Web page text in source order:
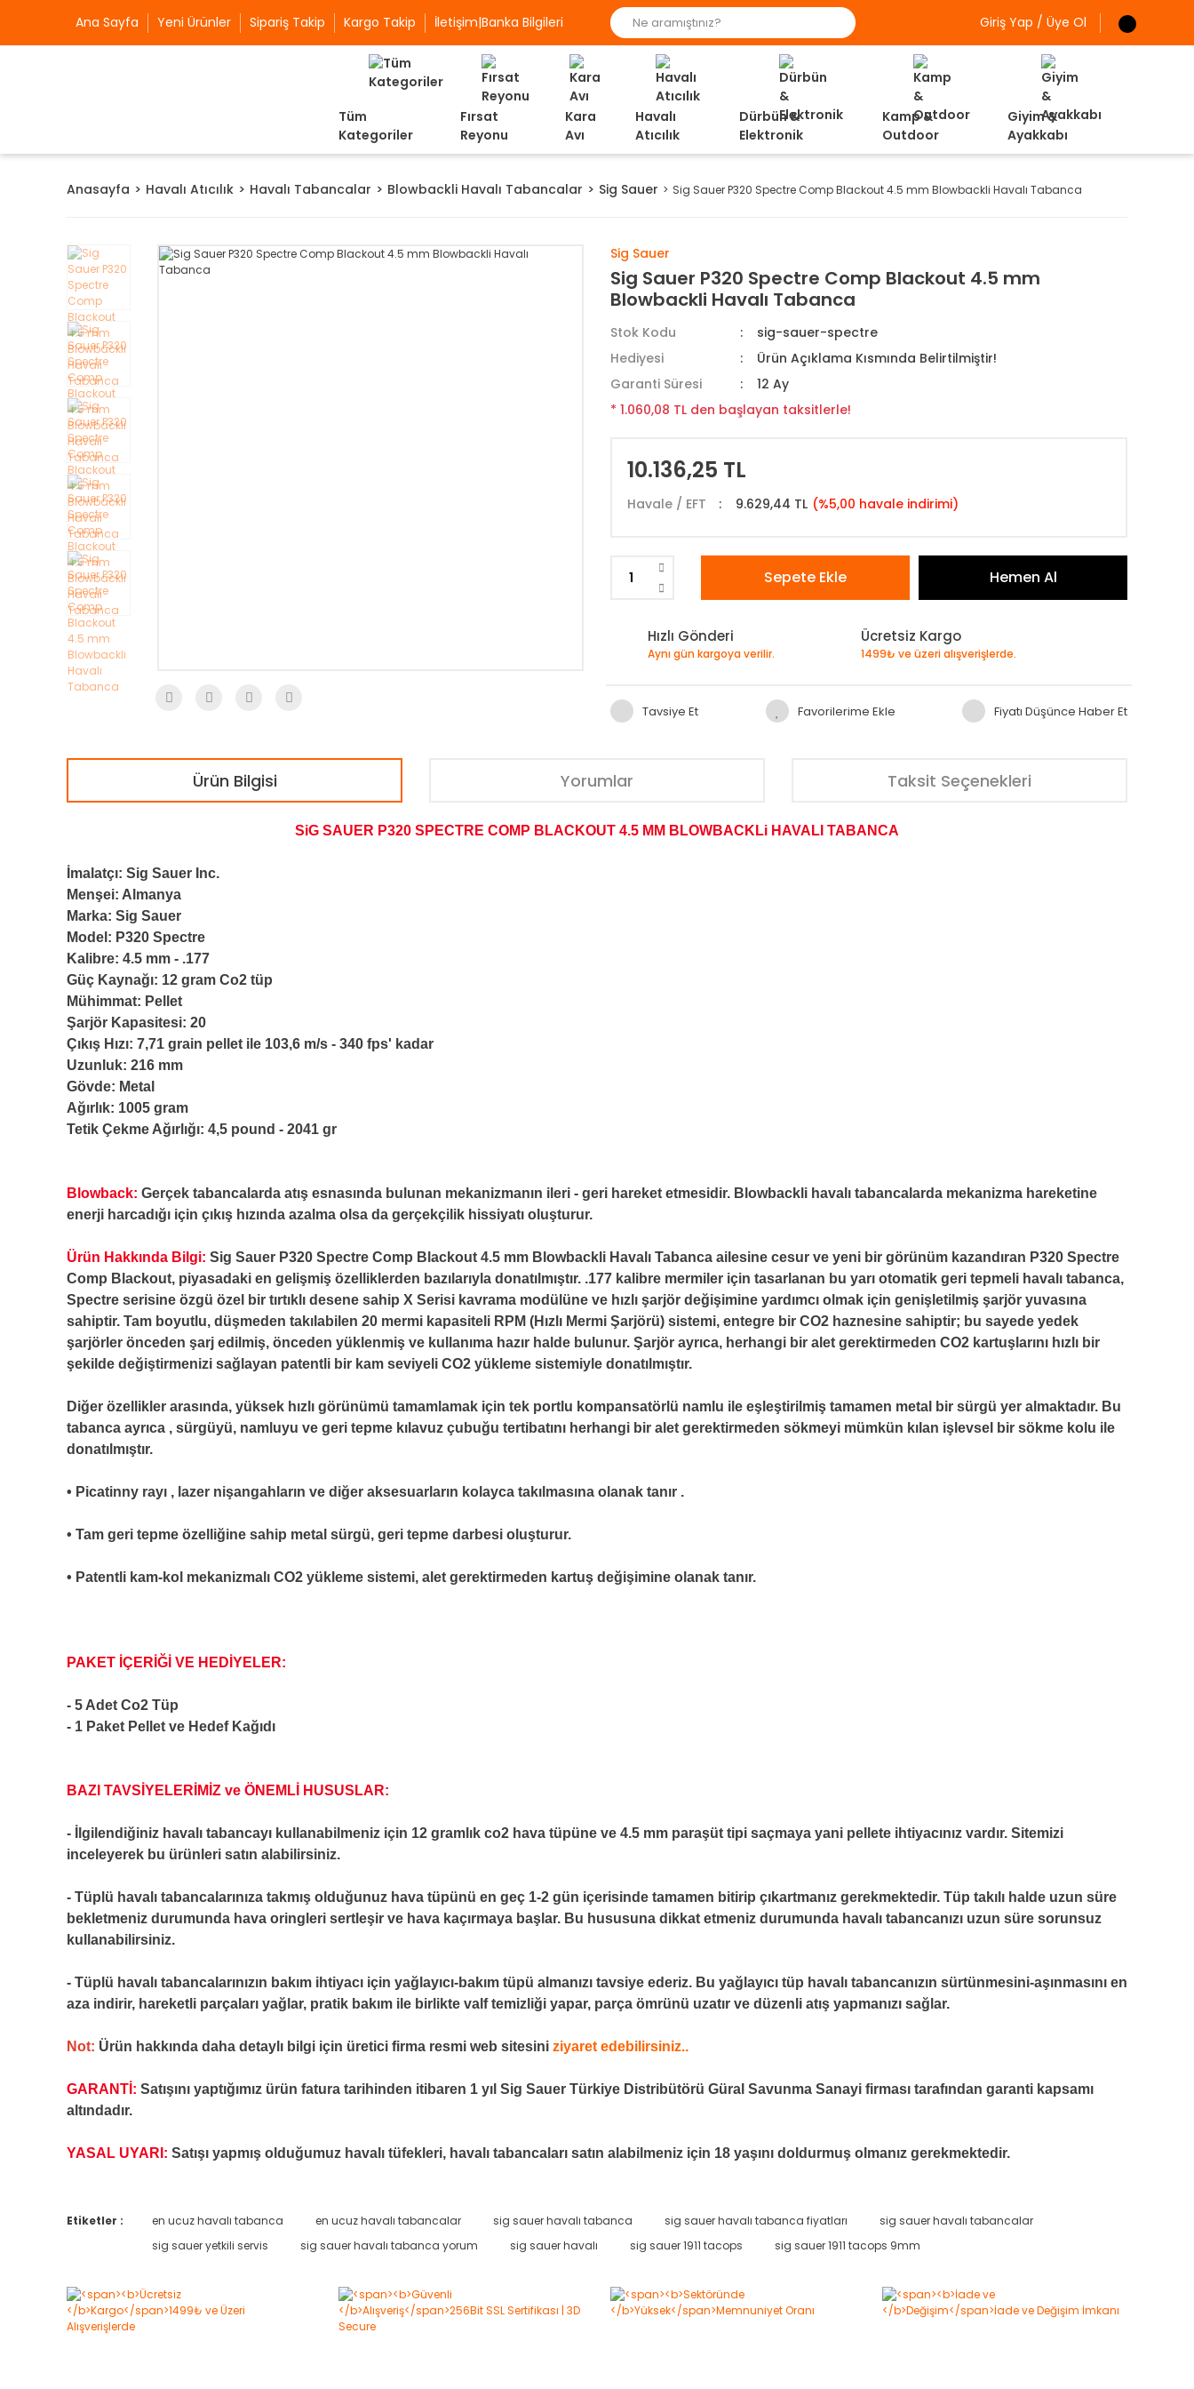
Ana Sayfa Yeni Ürünler Sipariş Takip Kargo Takip İletişim|Banka Bilgileri Giriş Yap / Üye Ol
Tüm
Kategoriler
Fırsat
Reyonu
Kara
Avı
Havalı
Atıcılık
Dürbün &
Elektronik
Kamp &
Outdoor
Giyim &
Ayakkabı
Anasayfa Havalı Atıcılık Havalı Tabancalar Blowbackli Havalı Tabancalar Sig Sauer Sig Sauer P320 Spectre Comp Blackout 4.5 mm Blowbackli Havalı Tabanca
Sig Sauer
Sig Sauer P320 Spectre Comp Blackout 4.5 mm
Blowbackli Havalı Tabanca
Stok Kodu
sig-sauer-spectre
Hediyesi
Ürün Açıklama Kısmında Belirtilmiştir!
Garanti Süresi
12 Ay
* 1.060,08 TL den başlayan taksitlerle!
10.136,25 TL
Havale / EFT 9.629,44 TL (%5,00 havale indirimi)
Sepete Ekle Hemen Al
Hızlı Gönderi
Aynı gün kargoya verilir.
Ücretsiz Kargo
1499₺ ve üzeri alışverişlerde.
Tavsiye Et Fiyatı Düşünce Haber Et
Ürün Bilgisi Yorumlar Taksit Seçenekleri
SiG SAUER P320 SPECTRE COMP BLACKOUT 4.5 MM BLOWBACKLi HAVALI TABANCA
İmalatçı: Sig Sauer Inc.
Menşei: Almanya
Marka: Sig Sauer
Model: P320 Spectre
Kalibre: 4.5 mm - .177
Güç Kaynağı: 12 gram Co2 tüp
Mühimmat: Pellet
Şarjör Kapasitesi: 20
Çıkış Hızı: 7,71 grain pellet ile 103,6 m/s - 340 fps' kadar
Uzunluk: 216 mm
Gövde: Metal
Ağırlık: 1005 gram
Tetik Çekme Ağırlığı: 4,5 pound - 2041 gr
Blowback: Gerçek tabancalarda atış esnasında bulunan mekanizmanın ileri - geri hareket etmesidir. Blowbackli havalı tabancalarda mekanizma hareketine
enerji harcadığı için çıkış hızında azalma olsa da gerçekçilik hissiyatı oluşturur.
Ürün Hakkında Bilgi: Sig Sauer P320 Spectre Comp Blackout 4.5 mm Blowbackli Havalı Tabanca ailesine cesur ve yeni bir görünüm kazandıran P320 Spectre
Comp Blackout, piyasadaki en gelişmiş özelliklerden bazılarıyla donatılmıştır. .177 kalibre mermiler için tasarlanan bu yarı otomatik geri tepmeli havalı tabanca,
Spectre serisine özgü özel bir tırtıklı desene sahip X Serisi kavrama modülüne ve hızlı şarjör değişimine yardımcı olmak için genişletilmiş şarjör yuvasına
sahiptir. Tam boyutlu, düşmeden takılabilen 20 mermi kapasiteli RPM (Hızlı Mermi Şarjörü) sistemi, entegre bir CO2 haznesine sahiptir; bu sayede yedek
şarjörler önceden şarj edilmiş, önceden yüklenmiş ve kullanıma hazır halde bulunur. Şarjör ayrıca, herhangi bir alet gerektirmeden CO2 kartuşlarını hızlı bir
şekilde değiştirmenizi sağlayan patentli bir kam seviyeli CO2 yükleme sistemiyle donatılmıştır.
Diğer özellikler arasında, yüksek hızlı görünümü tamamlamak için tek portlu kompansatörlü namlu ile eşleştirilmiş tamamen metal bir sürgü yer almaktadır. Bu
tabanca ayrıca , sürgüyü, namluyu ve geri tepme kılavuz çubuğu tertibatını herhangi bir alet gerektirmeden sökmeyi mümkün kılan işlevsel bir sökme kolu ile
donatılmıştır.
• Picatinny rayı , lazer nişangahların ve diğer aksesuarların kolayca takılmasına olanak tanır .
• Tam geri tepme özelliğine sahip metal sürgü, geri tepme darbesi oluşturur.
• Patentli kam-kol mekanizmalı CO2 yükleme sistemi, alet gerektirmeden kartuş değişimine olanak tanır.
PAKET İÇERİĞİ VE HEDİYELER:
- 5 Adet Co2 Tüp
- 1 Paket Pellet ve Hedef Kağıdı
BAZI TAVSİYELERİMİZ ve ÖNEMLİ HUSUSLAR:
- İlgilendiğiniz havalı tabancayı kullanabilmeniz için 12 gramlık co2 hava tüpüne ve 4.5 mm paraşüt tipi saçmaya yani pellete ihtiyacınız vardır. Sitemizi
inceleyerek bu ürünleri satın alabilirsiniz.
- Tüplü havalı tabancalarınıza takmış olduğunuz hava tüpünü en geç 1-2 gün içerisinde tamamen bitirip çıkartmanız gerekmektedir. Tüp takılı halde uzun süre
bekletmeniz durumunda hava oringleri sertleşir ve hava kaçırmaya başlar. Bu hususuna dikkat etmeniz durumunda havalı tabancanızı uzun süre sorunsuz
kullanabilirsiniz.
- Tüplü havalı tabancalarınızın bakım ihtiyacı için yağlayıcı-bakım tüpü almanızı tavsiye ederiz. Bu yağlayıcı tüp havalı tabancanızın sürtünmesini-aşınmasını en
aza indirir, hareketli parçaları yağlar, pratik bakım ile birlikte valf temizliği yapar, parça ömrünü uzatır ve düzenli atış yapmanızı sağlar.
Not: Ürün hakkında daha detaylı bilgi için üretici firma resmi web sitesini ziyaret edebilirsiniz..
GARANTİ: Satışını yaptığımız ürün fatura tarihinden itibaren 1 yıl Sig Sauer Türkiye Distribütörü Güral Savunma Sanayi firması tarafından garanti kapsamı
altındadır.
YASAL UYARI: Satışı yapmış olduğumuz havalı tüfekleri, havalı tabancaları satın alabilmeniz için 18 yaşını doldurmuş olmanız gerekmektedir.
Yorum Yaz
Etiketler : en ucuz havalı tabanca en ucuz havalı tabancalar sig sauer havalı tabanca sig sauer havalı tabanca fiyatları
sig sauer havalı tabancalar
sig sauer yetkili servis
sig sauer havalı tabanca yorum sig sauer havalı sig sauer 1911 tacops sig sauer 1911 tacops 9mm